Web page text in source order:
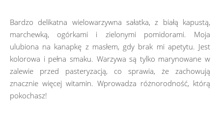
Bardzo delikatna wielowarzywna sałatka, z białą kapustą,
marchewką, ogórkami i zielonymi pomidorami. Moja
ulubiona na kanapkę z masłem, gdy brak mi apetytu. Jest
kolorowa i pełna smaku. Warzywa są tylko marynowane w
zalewie przed pasteryzacją, co sprawia, że zachowują
znacznie więcej witamin. Wprowadza różnorodność, którą
pokochasz!